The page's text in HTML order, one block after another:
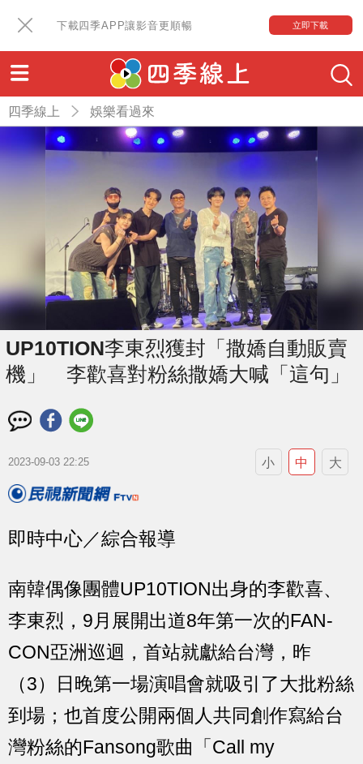
下載四季APP讓影音更順暢 立即下載
四季線上 娛樂看過來
UP10TION李東烈獲封「撒嬌自動販賣
機」 李歡喜對粉絲撒嬌大喊「這句」
2023-09-03 22:25 小 中 大
即時中心／綜合報導
南韓偶像團體UP10TION出身的李歡喜、
李東烈，9月展開出道8年第一次的FAN-
CON亞洲巡迴，首站就獻給台灣，昨
（3）日晚第一場演唱會就吸引了大批粉絲
到場；也首度公開兩個人共同創作寫給台
灣粉絲的Fansong歌曲「Call my